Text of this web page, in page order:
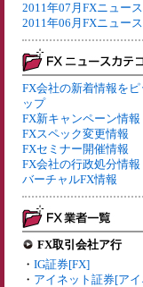
2011年07月FXニュース
2011年06月FXニュース
FX会社の新着情報をピ
ップ
FX新キャンペーン情報
FXスペック変更情報
FXセミナー開催情報
FX会社の行政処分情報
バーチャルFX情報
FX取引会社ア行
・ IG証券[FX]
・ アイネット証券[アイ